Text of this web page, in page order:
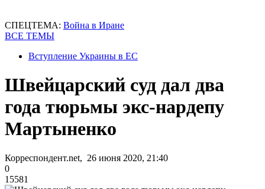
СПЕЦТЕМА: Война в Иране
ВСЕ ТЕМЫ
Вступление Украины в ЕС
Швейцарский суд дал два
года тюрьмы экс-нардепу
Мартыненко
Корреспондент.net, 26 июня 2020, 21:40
0
15581